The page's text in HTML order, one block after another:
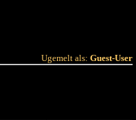
Ugemelt als: Guest-User